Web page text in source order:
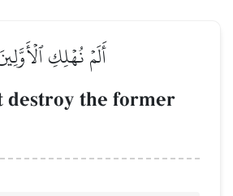
أَلَمۡ نُهۡلِكِ
destroy the former